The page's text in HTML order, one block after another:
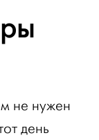
не нужен
день